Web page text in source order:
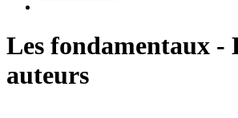
Les fondamentaux -
auteurs